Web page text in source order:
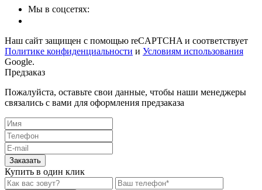
Мы в соцсетях:
Наш сайт защищен с помощью reCAPTCHA и соответствует
Политике конфиденциальности и Условиям использования
Google.
Предзаказ
Пожалуйста, оставьте свои данные, чтобы наши менеджеры
связались с вами для оформления предзаказа
Заказать
Купить в один клик